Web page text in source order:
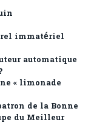
immatériel
automatique
« limonade
de la Bonne
du Meilleur